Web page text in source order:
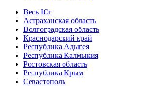
Весь Юг
Астраханская область
Волгоградская область
Краснодарский край
Республика Адыгея
Республика Калмыкия
Ростовская область
Республика Крым
Севастополь